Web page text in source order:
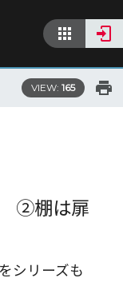
VIEW: 165
➁棚は扉
シリーズも